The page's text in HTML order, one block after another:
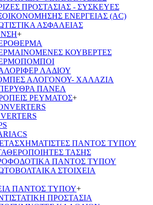
ΠΡΟΣΤΑΣΙΑΣ - ΣΥΣΚΕΥΕΣ
ΕΝΕΡΓΕΙΑΣ (AC)
ΑΣΦΑΛΕΙΑΣ
+
ΚΟΥΒΕΡΤΕΣ
ΛΑΔΙΟΥ
ΑΛΟΓΟΝΟΥ- ΧΑΛΑΖΙΑ
ΠΑΝΕΛ
ΡΕΥΜΑΤΟΣ+
ΠΑΝΤΟΣ ΤΥΠΟΥ
ΤΑΣΗΣ
ΠΑΝΤΟΣ ΤΥΠΟΥ
ΣΤΟΙΧΕΙΑ
ΠΑΝΤΟΣ ΤΥΠΟΥ+
ΠΡΟΣΤΑΣΙΑ